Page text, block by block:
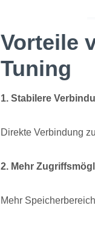
Vorteile
Tuning
1. Stabilere
Direkte Verbindung
2. Mehr
Mehr